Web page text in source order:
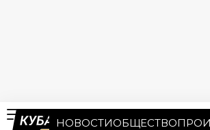
НОВОСТИОБЩЕСТВО